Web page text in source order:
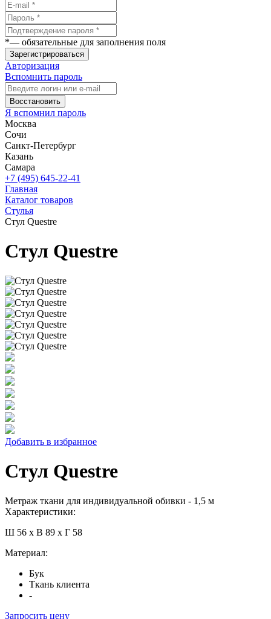
*— обязательные для заполнения поля
Зарегистрироваться
Авторизация
Вспомнить пароль
Восстановить
Я вспомнил пароль
Москва
Сочи
Санкт-Петербург
Казань
Самара
+7 (495) 645-22-41
Главная
Каталог товаров
Стулья
Стул Questre
Стул Questre
Добавить в избранное
Стул Questre
Метраж ткани для индивидуальной обивки - 1,5 м
Характеристики:
Ш 56 x В 89 x Г 58
Материал:
Бук
Ткань клиента
-
Запросить цену